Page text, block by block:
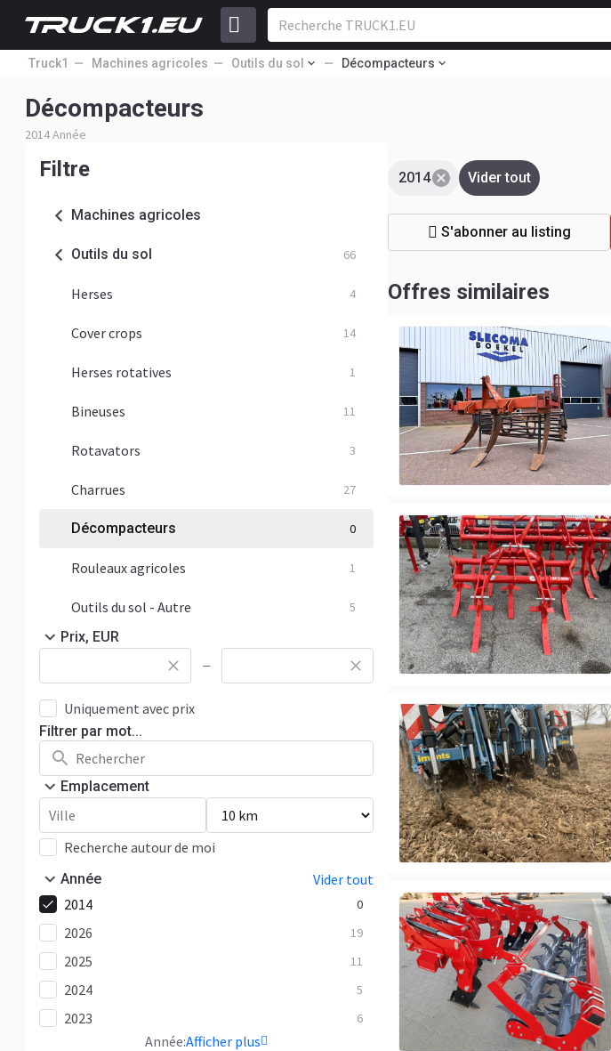
Truck1 Machines agricoles Outils du sol Décompacteurs
Décompacteurs
2014 Année
Filtre
Machines agricoles
Outils du sol 66
Herses 4
Cover crops 14
Herses rotatives 1
Bineuses 11
Rotavators 3
Charrues 27
Décompacteurs 0
Rouleaux agricoles 1
Outils du sol - Autre 5
Prix, EUR
—
Uniquement avec prix
Filtrer par mot...
Emplacement
Recherche autour de moi
Année
Vider tout
2014
0
2026 19
2025 11
2024 5
2023 6
Année:Afficher plus
2014 Vider tout
S'abonner au listing
Offres similaires